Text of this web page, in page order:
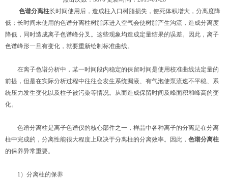
色谱分离柱长时间使用后，造成柱入口树脂损失，使死体积增大，分离度降
低；长时间未使用的色谱分离柱树脂床进入空气会使树脂产生沟流，造成分离度
降低，同时造成离子色谱峰分叉。这些现象均造成定量结果的误差。因此，离子
色谱峰形一旦有变化，就要重新绘制标准曲线。
在离子色谱分析中，某一时间段内稳定的保留时间是使用校准曲线法定量的
前提，但是在实际分析过程中往往会发生系统漏液、有气泡使泵流速不平稳、系
统压力发生变化以及柱子被污染等情况。从而造成保留时间及峰面积和峰高的变
化。
色谱分离柱是离子色谱仪的核心部件之一，样品中各种离子的分离是在分离
柱中完成的，分离性能很大程度上取决于分离柱的分离效率。因此， 色谱分离柱
的保养异常重要。
1）分离柱的保养